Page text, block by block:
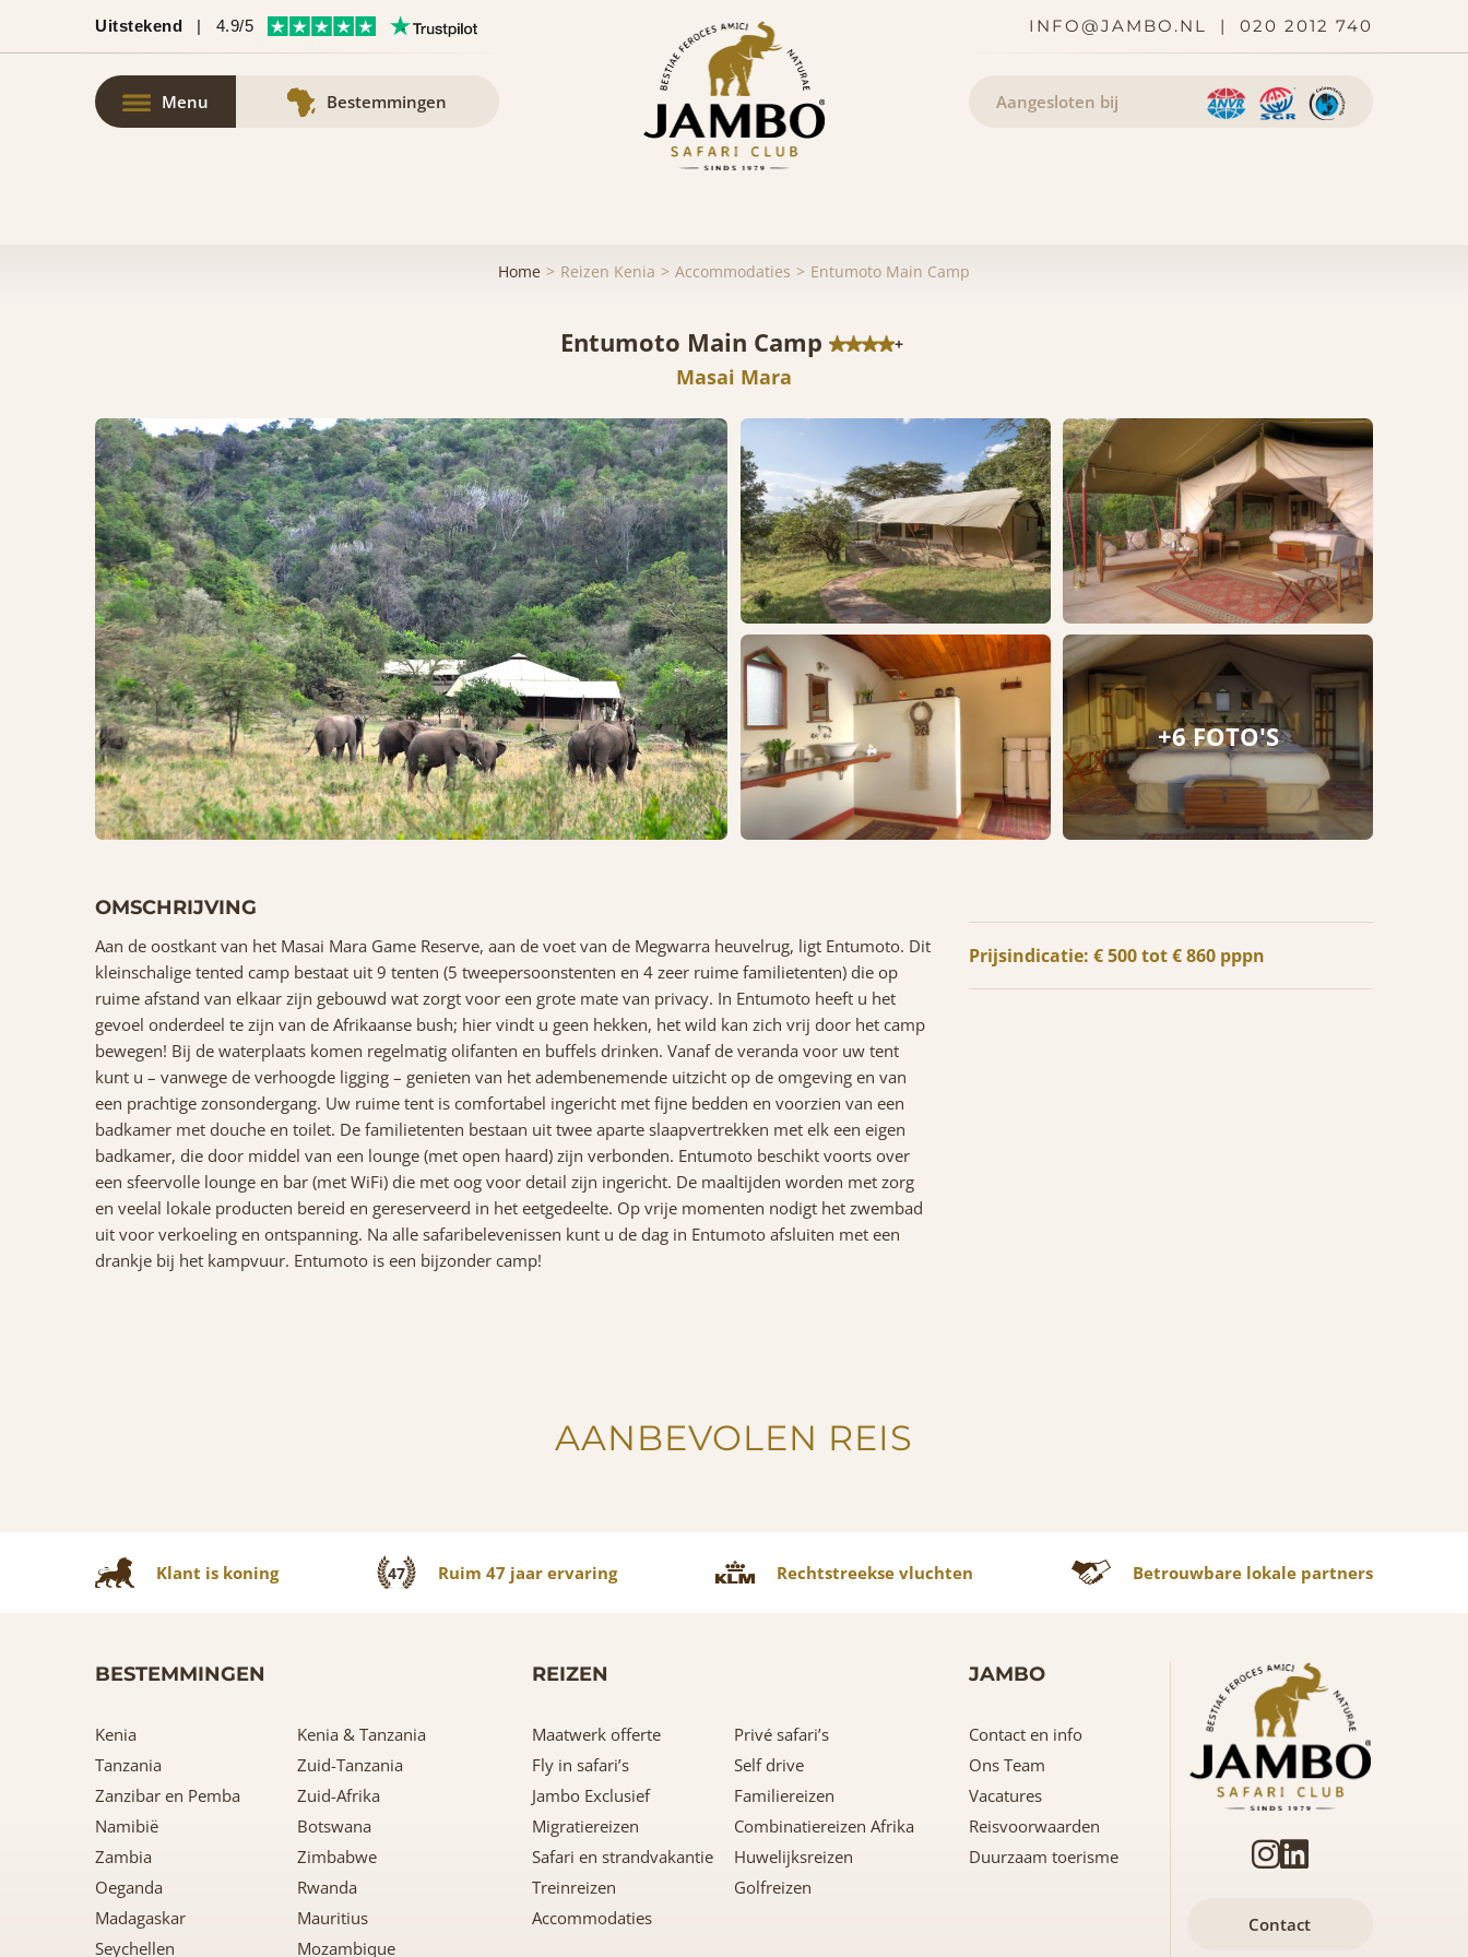
Uitstekend | 4.9/5 INFO@JAMBO.NL | 020 2012 740
Menu Bestemmingen Aangesloten bij
Home Reizen Kenia Accommodaties Entumoto Main Camp
Entumoto Main Camp +
Masai Mara
+6 FOTO'S
OMSCHRIJVING
Aan de oostkant van het Masai Mara Game Reserve, aan de voet van de Megwarra heuvelrug, ligt Entumoto. Dit
kleinschalige tented camp bestaat uit 9 tenten (5 tweepersoonstenten en 4 zeer ruime familietenten) die op
ruime afstand van elkaar zijn gebouwd wat zorgt voor een grote mate van privacy. In Entumoto heeft u het
gevoel onderdeel te zijn van de Afrikaanse bush; hier vindt u geen hekken, het wild kan zich vrij door het camp
bewegen! Bij de waterplaats komen regelmatig olifanten en buffels drinken. Vanaf de veranda voor uw tent
kunt u – vanwege de verhoogde ligging – genieten van het adembenemende uitzicht op de omgeving en van
een prachtige zonsondergang. Uw ruime tent is comfortabel ingericht met fijne bedden en voorzien van een
badkamer met douche en toilet. De familietenten bestaan uit twee aparte slaapvertrekken met elk een eigen
badkamer, die door middel van een lounge (met open haard) zijn verbonden. Entumoto beschikt voorts over
een sfeervolle lounge en bar (met WiFi) die met oog voor detail zijn ingericht. De maaltijden worden met zorg
en veelal lokale producten bereid en gereserveerd in het eetgedeelte. Op vrije momenten nodigt het zwembad
uit voor verkoeling en ontspanning. Na alle safaribelevenissen kunt u de dag in Entumoto afsluiten met een
drankje bij het kampvuur. Entumoto is een bijzonder camp!
Prijsindicatie: € 500 tot € 860 pppn
AANBEVOLEN REIS
Klant is koning 47 Ruim 47 jaar ervaring Rechtstreekse vluchten Betrouwbare lokale partners
BESTEMMINGEN
Kenia
Kenia & Tanzania
Tanzania
Zuid-Tanzania
Zanzibar en Pemba
Zuid-Afrika
Namibië
Botswana
Zambia
Zimbabwe
Oeganda
Rwanda
Madagaskar
Mauritius
Seychellen
Mozambique
REIZEN
Maatwerk offerte
Privé safari’s
Fly in safari’s
Self drive
Jambo Exclusief
Familiereizen
Migratiereizen
Combinatiereizen Afrika
Safari en strandvakantie
Huwelijksreizen
Treinreizen
Golfreizen
Accommodaties
JAMBO
Contact en info
Ons Team
Vacatures
Reisvoorwaarden
Duurzaam toerisme
Contact